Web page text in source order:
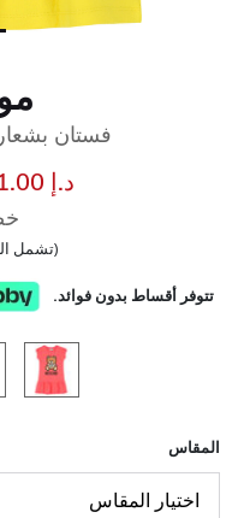
فستان
د.إ 341.00
(تشمل
تتوفر أقساط بدون فوائد.
المقاس
اختيار المقاس